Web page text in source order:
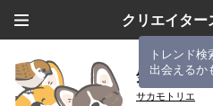
クリエイター
トレンド
出会えるか
気持ち伝え
サカモトリエ